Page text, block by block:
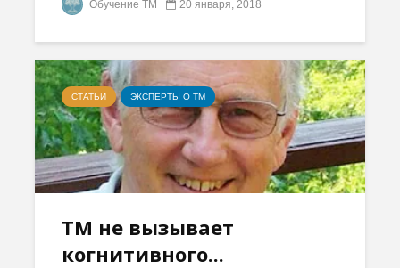
Обучение ТМ 20 января, 2018
СТАТЬИ ЭКСПЕРТЫ О ТМ
ТМ не вызывает
когнитивного...